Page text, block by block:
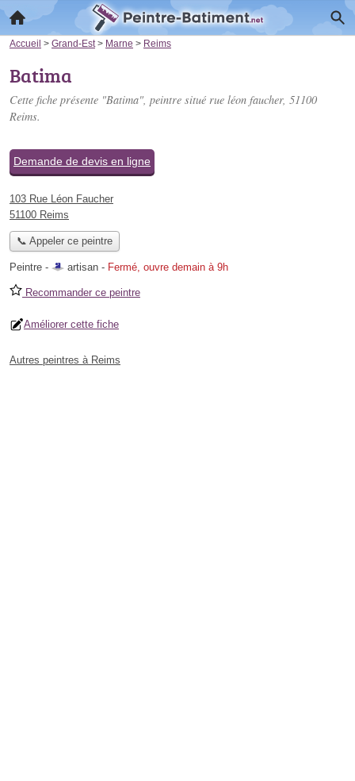
Accueil > Grand-Est > Marne > Reims
Batima
Cette fiche présente "Batima", peintre situé rue léon faucher, 51100
Reims.
Demande de devis en ligne
103 Rue Léon Faucher
51100 Reims
📞 Appeler ce peintre
Peintre - artisan - Fermé, ouvre demain à 9h
Recommander ce peintre
Améliorer cette fiche
Autres peintres à Reims